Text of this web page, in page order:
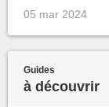
05 mar 2024
Guides
à découvrir